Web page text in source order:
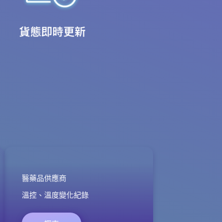
醫藥品供應商
溫控、溫度變化紀錄